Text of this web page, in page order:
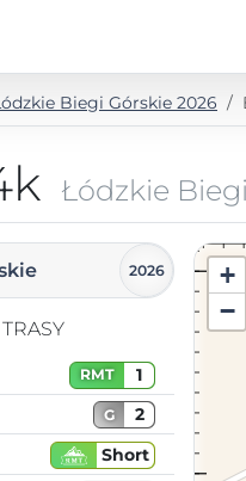
Biegi Górskie 2026
Łódzkie
2026
RMT
1
G
2
Short
+
−